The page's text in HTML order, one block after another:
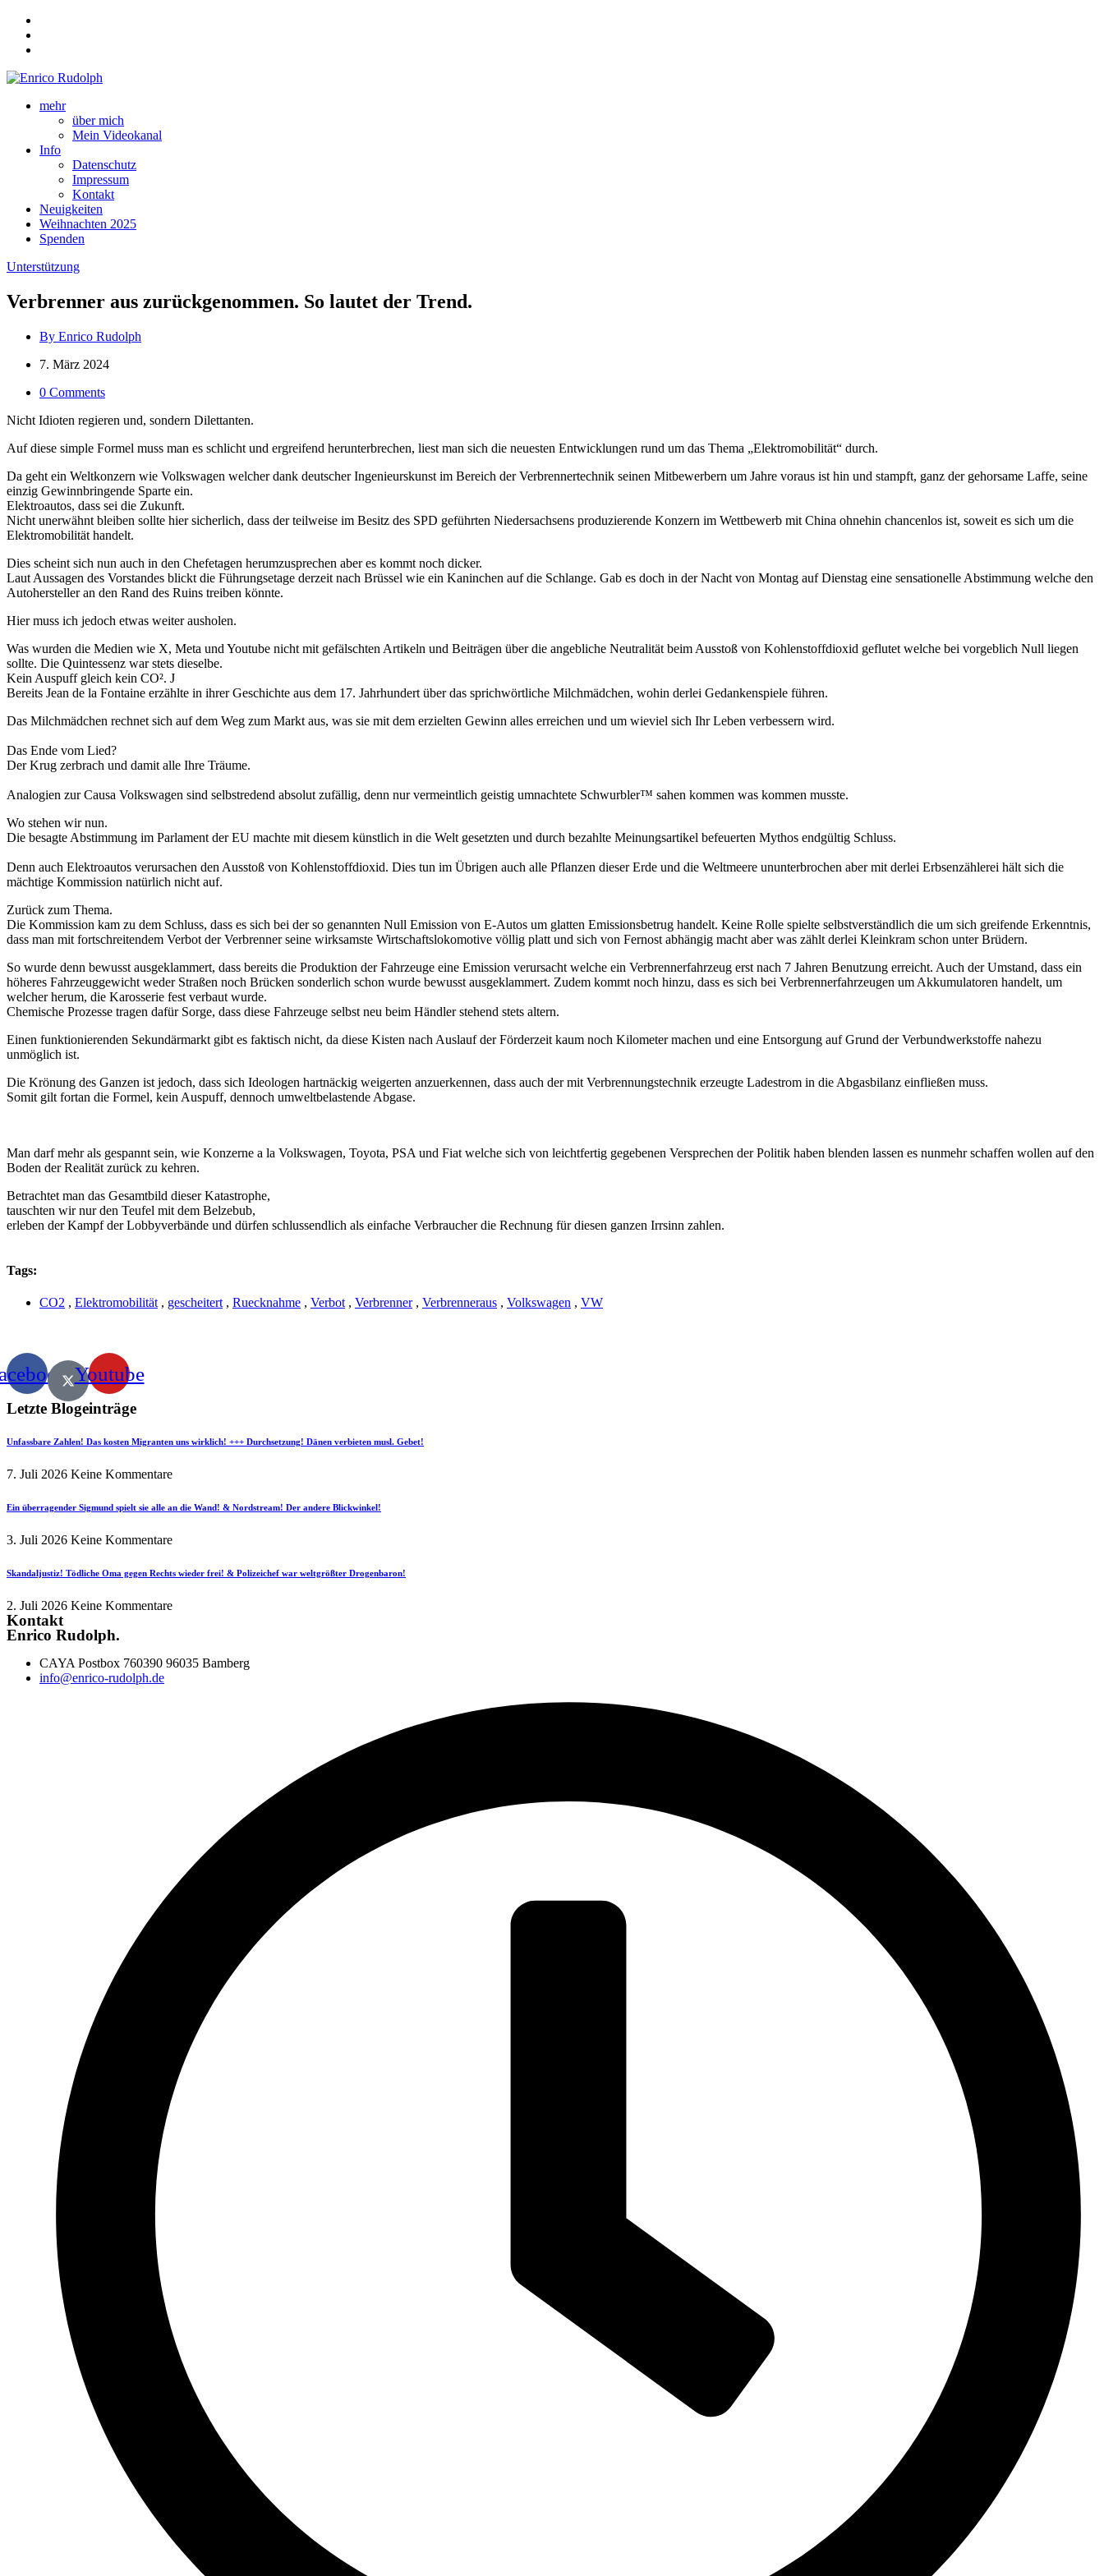
mehr
über mich
Mein Videokanal
Info
Datenschutz
Impressum
Kontakt
Neuigkeiten
Weihnachten 2025
Spenden
Unterstützung
Verbrenner aus zurückgenommen. So lautet der Trend.
By Enrico Rudolph
7. März 2024
0 Comments
Nicht Idioten regieren und, sondern Dilettanten.
Auf diese simple Formel muss man es schlicht und ergreifend herunterbrechen, liest man sich die neuesten Entwicklungen rund um das Thema „Elektromobilität“ durch.
Da geht ein Weltkonzern wie Volkswagen welcher dank deutscher Ingenieurskunst im Bereich der Verbrennertechnik seinen Mitbewerbern um Jahre voraus ist hin und stampft, ganz der gehorsame Laffe, seine
einzig Gewinnbringende Sparte ein.
Elektroautos, dass sei die Zukunft.
Nicht unerwähnt bleiben sollte hier sicherlich, dass der teilweise im Besitz des SPD geführten Niedersachsens produzierende Konzern im Wettbewerb mit China ohnehin chancenlos ist, soweit es sich um die
Elektromobilität handelt.
Dies scheint sich nun auch in den Chefetagen herumzusprechen aber es kommt noch dicker.
Laut Aussagen des Vorstandes blickt die Führungsetage derzeit nach Brüssel wie ein Kaninchen auf die Schlange. Gab es doch in der Nacht von Montag auf Dienstag eine sensationelle Abstimmung welche den
Autohersteller an den Rand des Ruins treiben könnte.
Hier muss ich jedoch etwas weiter ausholen.
Was wurden die Medien wie X, Meta und Youtube nicht mit gefälschten Artikeln und Beiträgen über die angebliche Neutralität beim Ausstoß von Kohlenstoffdioxid geflutet welche bei vorgeblich Null liegen
sollte. Die Quintessenz war stets dieselbe.
Kein Auspuff gleich kein CO². J
Bereits Jean de la Fontaine erzählte in ihrer Geschichte aus dem 17. Jahrhundert über das sprichwörtliche Milchmädchen, wohin derlei Gedankenspiele führen.
Das Milchmädchen rechnet sich auf dem Weg zum Markt aus, was sie mit dem erzielten Gewinn alles erreichen und um wieviel sich Ihr Leben verbessern wird.
Das Ende vom Lied?
Der Krug zerbrach und damit alle Ihre Träume.
Analogien zur Causa Volkswagen sind selbstredend absolut zufällig, denn nur vermeintlich geistig umnachtete Schwurbler™ sahen kommen was kommen musste.
Wo stehen wir nun.
Die besagte Abstimmung im Parlament der EU machte mit diesem künstlich in die Welt gesetzten und durch bezahlte Meinungsartikel befeuerten Mythos endgültig Schluss.
Denn auch Elektroautos verursachen den Ausstoß von Kohlenstoffdioxid. Dies tun im Übrigen auch alle Pflanzen dieser Erde und die Weltmeere ununterbrochen aber mit derlei Erbsenzählerei hält sich die
mächtige Kommission natürlich nicht auf.
Zurück zum Thema.
Die Kommission kam zu dem Schluss, dass es sich bei der so genannten Null Emission von E-Autos um glatten Emissionsbetrug handelt. Keine Rolle spielte selbstverständlich die um sich greifende Erkenntnis,
dass man mit fortschreitendem Verbot der Verbrenner seine wirksamste Wirtschaftslokomotive völlig platt und sich von Fernost abhängig macht aber was zählt derlei Kleinkram schon unter Brüdern.
So wurde denn bewusst ausgeklammert, dass bereits die Produktion der Fahrzeuge eine Emission verursacht welche ein Verbrennerfahrzeug erst nach 7 Jahren Benutzung erreicht. Auch der Umstand, dass ein
höheres Fahrzeuggewicht weder Straßen noch Brücken sonderlich schon wurde bewusst ausgeklammert. Zudem kommt noch hinzu, dass es sich bei Verbrennerfahrzeugen um Akkumulatoren handelt, um
welcher herum, die Karosserie fest verbaut wurde.
Chemische Prozesse tragen dafür Sorge, dass diese Fahrzeuge selbst neu beim Händler stehend stets altern.
Einen funktionierenden Sekundärmarkt gibt es faktisch nicht, da diese Kisten nach Auslauf der Förderzeit kaum noch Kilometer machen und eine Entsorgung auf Grund der Verbundwerkstoffe nahezu
unmöglich ist.
Die Krönung des Ganzen ist jedoch, dass sich Ideologen hartnäckig weigerten anzuerkennen, dass auch der mit Verbrennungstechnik erzeugte Ladestrom in die Abgasbilanz einfließen muss.
Somit gilt fortan die Formel, kein Auspuff, dennoch umweltbelastende Abgase.
Man darf mehr als gespannt sein, wie Konzerne a la Volkswagen, Toyota, PSA und Fiat welche sich von leichtfertig gegebenen Versprechen der Politik haben blenden lassen es nunmehr schaffen wollen auf den
Boden der Realität zurück zu kehren.
Betrachtet man das Gesamtbild dieser Katastrophe,
tauschten wir nur den Teufel mit dem Belzebub,
erleben der Kampf der Lobbyverbände und dürfen schlussendlich als einfache Verbraucher die Rechnung für diesen ganzen Irrsinn zahlen.
Tags:
CO2 , Elektromobilität , gescheitert , Ruecknahme , Verbot , Verbrenner, Verbrenneraus , Volkswagen , VW
Youtube
Letzte Blogeinträge
Unfassbare Zahlen! Das kosten Migranten uns wirklich! +++ Durchsetzung! Dänen verbieten musl. Gebet!
7. Juli 2026 Keine Kommentare
Ein überragender Sigmund spielt sie alle an die Wand! & Nordstream! Der andere Blickwinkel!
3. Juli 2026 Keine Kommentare
Skandaljustiz! Tödliche Oma gegen Rechts wieder frei! & Polizeichef war weltgrößter Drogenbaron!
2. Juli 2026 Keine Kommentare
Kontakt
Enrico Rudolph.
CAYA Postbox 760390 96035 Bamberg
info@enrico-rudolph.de